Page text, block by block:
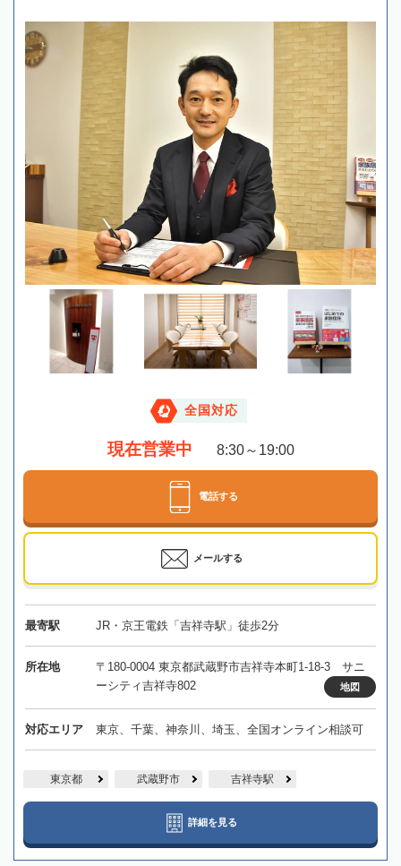
全国対応
現在営業中 8:30～19:00
電話する
メールする
最寄駅 JR・京王電鉄「吉祥寺駅」徒歩2分
所在地
〒180-0004 東京都武蔵野市吉祥寺本町1-18-3 サニ
ーシティ吉祥寺802
地図
対応エリア 東京、千葉、神奈川、埼玉、全国オンライン相談可
東京都 武蔵野市 吉祥寺駅
詳細を見る